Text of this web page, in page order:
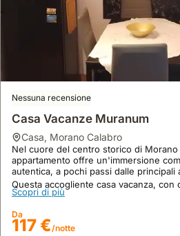
Nessuna recensione
Casa Vacanze Muranum
casa, Morano Calabro
Nel cuore del centro storico di
appartamento offre un'immersione
autentica, a pochi passi dalle principali
Questa accogliente casa vacanza, con
dispone di cucina, aria condizionata e
una base perfetta per esplorare la
Scopri di più
Da
117 €/notte